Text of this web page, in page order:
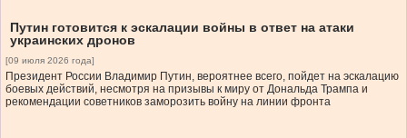
Путин готовится к эскалации войны в ответ на атаки
украинских дронов
[09 июля 2026 года]
Президент России Владимир Путин, вероятнее всего, пойдет на эскалацию
боевых действий, несмотря на призывы к миру от Дональда Трампа и
рекомендации советников заморозить войну на линии фронта